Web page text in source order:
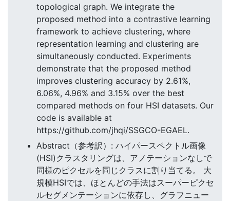
topological graph. We integrate the
proposed method into a contrastive learning
framework to achieve clustering, where
representation learning and clustering are
simultaneously conducted. Experiments
demonstrate that the proposed method
improves clustering accuracy by 2.61%,
6.06%, 4.96% and 3.15% over the best
compared methods on four HSI datasets. Our
code is available at
https://github.com/jhqi/SSGCO-EGAEL.
Abstract（参考訳）: ハイパースペクトル画像
(HSI)クラスタリングは、アノテーションなしで
同様のピクセルを同じクラスに割り当てる。 大
規模HSIでは、ほとんどの手法はスーパーピクセ
ルセグメンテーションに依存し、グラフニュー